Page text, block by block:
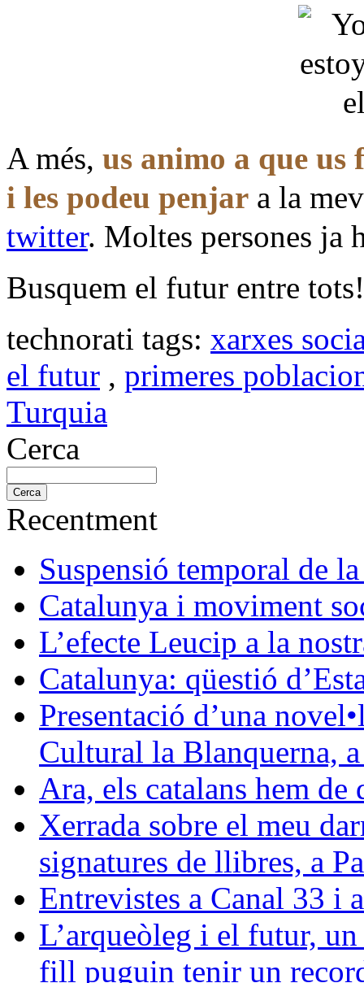
A més, us animo a que us
i les podeu penjar a la
twitter. Moltes persones ja
Busquem el futur entre tots!
technorati tags: xarxes
el futur , primeres
Turquia
Cerca
Recentment
Suspensió temporal de
Catalunya i moviment
L’efecte Leucip a la
Catalunya: qüestió
Presentació d’una
Cultural la Blanquerna,
Ara, els catalans hem de
Xerrada sobre el meu
signatures de llibres, a
Entrevistes a Canal 33 i
L’arqueòleg i el futur,
fill puguin tenir un